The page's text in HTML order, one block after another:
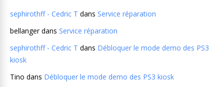
sephirothff - Cedric T dans Service réparation
bellangerdans Service réparation
sephirothff - Cedric T dans Débloquer le mode demo des PS3
kiosk
Tino dans Débloquer le mode demo des PS3 kiosk